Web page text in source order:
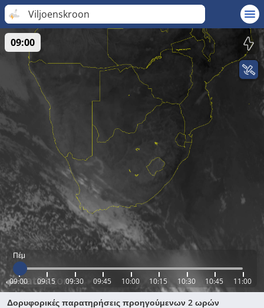
Viljoenskroon
Πέμ
09:00 09:15 09:30 09:45 10:00 10:15 10:30 10:45 11:00
09:00
Δορυφορικές παρατηρήσεις προηγούμενων 2 ωρών